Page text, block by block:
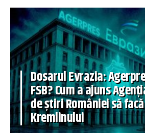
Dosarul Evrazia:
FSB? Cum a ajuns
de știri României să
Kremlinului